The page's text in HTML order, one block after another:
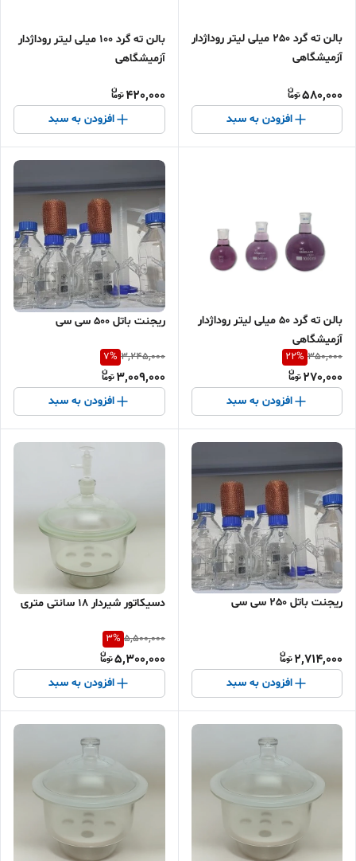
بالن ته گرد 250 میلی لیتر روداژدار
آزمیشگاهی
580,000
افزودن به سبد
بالن ته گرد 100 میلی لیتر روداژدار
آزمیشگاهی
420,000
افزودن به سبد
بالن ته گرد 50 میلی لیتر روداژدار
آزمیشگاهی
350,000
22%
270,000
افزودن به سبد
ریجنت باتل 500 سی سی
3,245,000
7%
3,009,000
افزودن به سبد
ریجنت باتل 250 سی سی
2,714,000
افزودن به سبد
دسیکاتور شیردار 18 سانتی متری
5,500,000
3%
5,300,000
افزودن به سبد